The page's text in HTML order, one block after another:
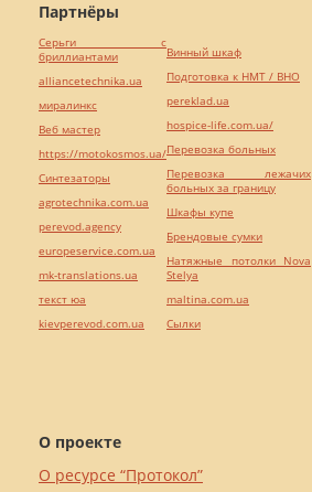
О проекте
О ресурсе “Протокол”
Партнёры
Серьги с
бриллиантами
alliancetechnika.ua
миралинкс
Веб мастер
https://motokosmos.ua/
Синтезаторы
agrotechnika.com.ua
perevod.agency
europeservice.com.ua
mk-translations.ua
текст юа
kievperevod.com.ua
Винный шкаф
Подготовка к НМТ / ВНО
pereklad.ua
hospice-life.com.ua/
Перевозка больных
Перевозка лежачих
больных за границу
Шкафы купе
Брендовые сумки
Натяжные потолки Nova
Stelya
maltina.com.ua
Cылки